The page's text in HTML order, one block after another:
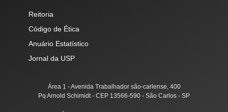
Reitoria
Código de Ética
Anuário Estatístico
Jornal da USP
Área 1 - Avenida Trabalhador são-carlense, 400
Pq Arnold Schimidt - CEP 13566-590 - São Carlos - SP